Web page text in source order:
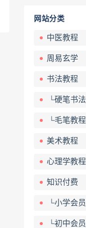
网站分类
中医教程
周易玄学
书法教程
└硬笔书法
└毛笔教程
美术教程
心理学教程
知识付费
└小学会员
└初中会员